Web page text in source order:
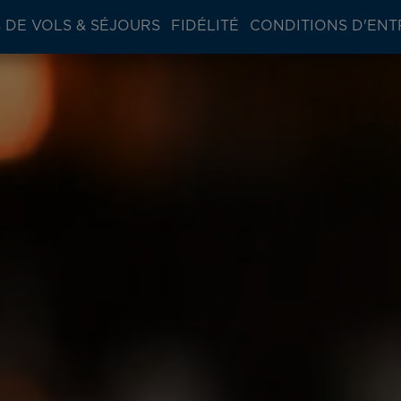
DE VOLS & SÉJOURS FIDÉLITÉ CONDITIONS